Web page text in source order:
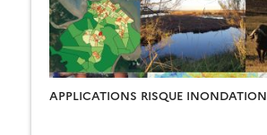
APPLICATIONS RISQUE INONDATION